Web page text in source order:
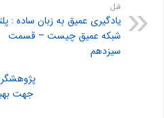
قبل
یادگیری عمیق به زبان ساده :
شبکه عمیق چیست – قسمت
سیزدهم
جهت